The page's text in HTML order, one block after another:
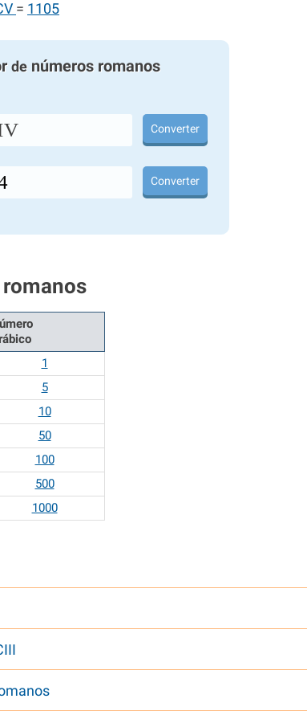
= 1105
denúmeros romanos
Converter
Converter
1
5
10
50
100
500
1000